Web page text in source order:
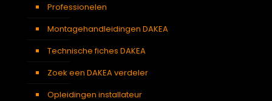
Professionelen
Montagehandleidingen DAKEA
Technische fiches DAKEA
Zoek een DAKEA verdeler
Opleidingen installateur